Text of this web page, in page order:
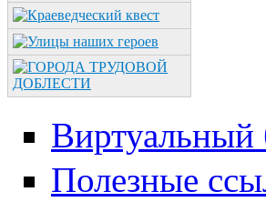
Виртуальный
Полезные